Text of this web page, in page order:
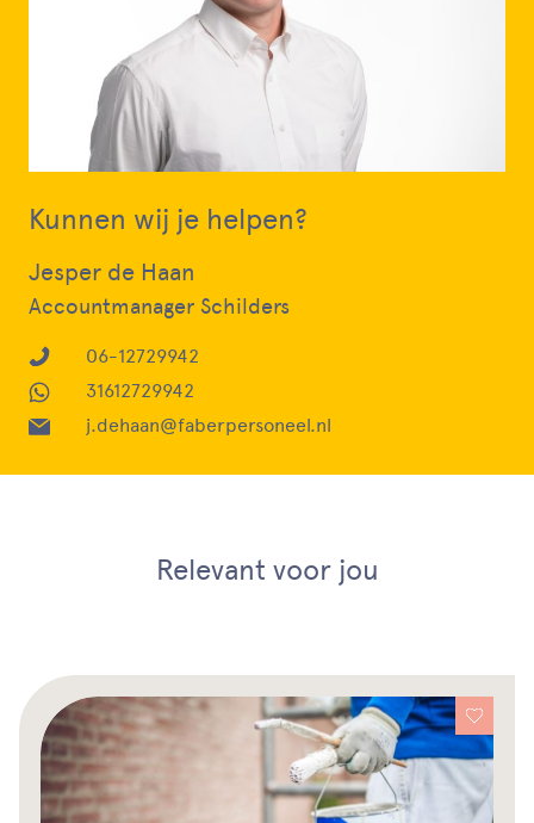
Kunnen wij je helpen?
Jesper de Haan
Accountmanager Schilders
06-12729942
31612729942
j.dehaan@faberpersoneel.nl
Relevant voor jou